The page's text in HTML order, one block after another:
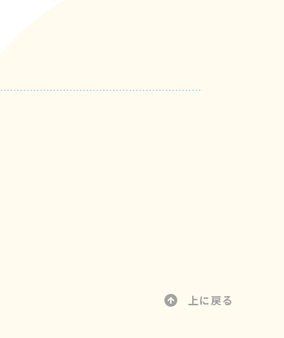
上に戻る